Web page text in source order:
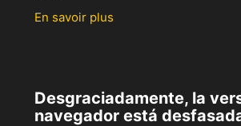
En savoir plus
Desgraciadamente, la
navegador está